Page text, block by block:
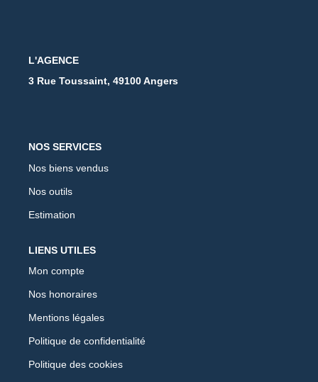
L'AGENCE
3 Rue Toussaint, 49100 Angers
NOS SERVICES
Nos biens vendus
Nos outils
Estimation
LIENS UTILES
Mon compte
Nos honoraires
Mentions légales
Politique de confidentialité
Politique des cookies